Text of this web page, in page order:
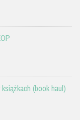
(book haul)